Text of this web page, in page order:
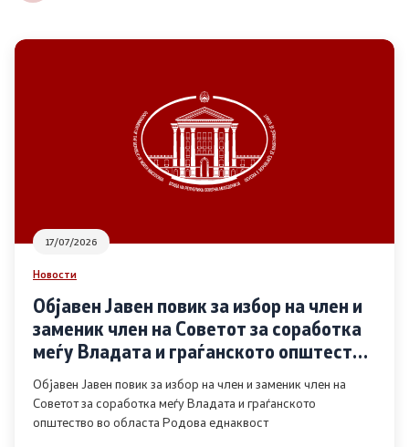
Основање на здружение
Дијалог меѓу Владата и граѓанскиот сектор
Отворени денови за иницијативи на граѓанските
организации
Финансиска поддршка
17/07/2026
Новости
Објавен Јавен повик за избор на член и
заменик член на Советот за соработка
меѓу Владата и граѓанското општество
во областа Родова еднаквост
Објавен Јавен повик за избор на член и заменик член на
Советот за соработка меѓу Владата и граѓанското
општество во областа Родова еднаквост